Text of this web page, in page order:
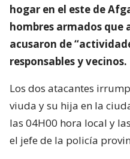
hogar en el este de
hombres armados que
acusaron de
responsables y vecinos.
Los dos atacantes
viuda y su hija en la
las 04H00 hora local y
el jefe de la policía